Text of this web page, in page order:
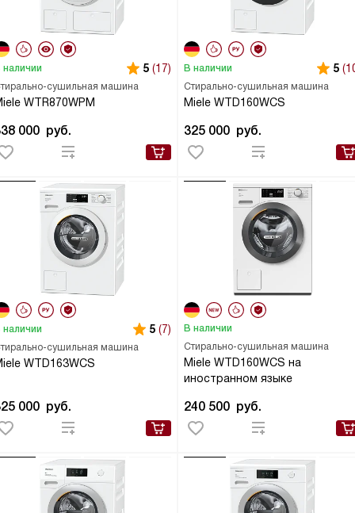
сушильная машина
WTR870WPM
наличии 5 (17)
000 руб.
Стирально-сушильная машина
Miele WTD160WCS
В наличии 5
325 000 руб.
сушильная машина
WTD163WCS
наличии 5 (7)
000 руб.
Стирально-сушильная машина
Miele WTD160WCS на
иностранном языке
В наличии
240 500 руб.